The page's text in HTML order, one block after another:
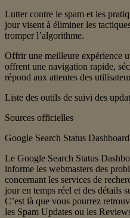
Lutter contre le spam et les
jour visent à éliminer les
tromper l’algorithme.
Offrir une meilleure expérience
offrent une navigation rapide,
répond aux attentes des
Liste des outils de suivi des
Sources officielles
Google Search Status Dashboard
Le Google Search Status
informe les webmasters des
concernant les services de
jour en temps réel et des détails
C’est là que vous pourrez
les Spam Updates ou les